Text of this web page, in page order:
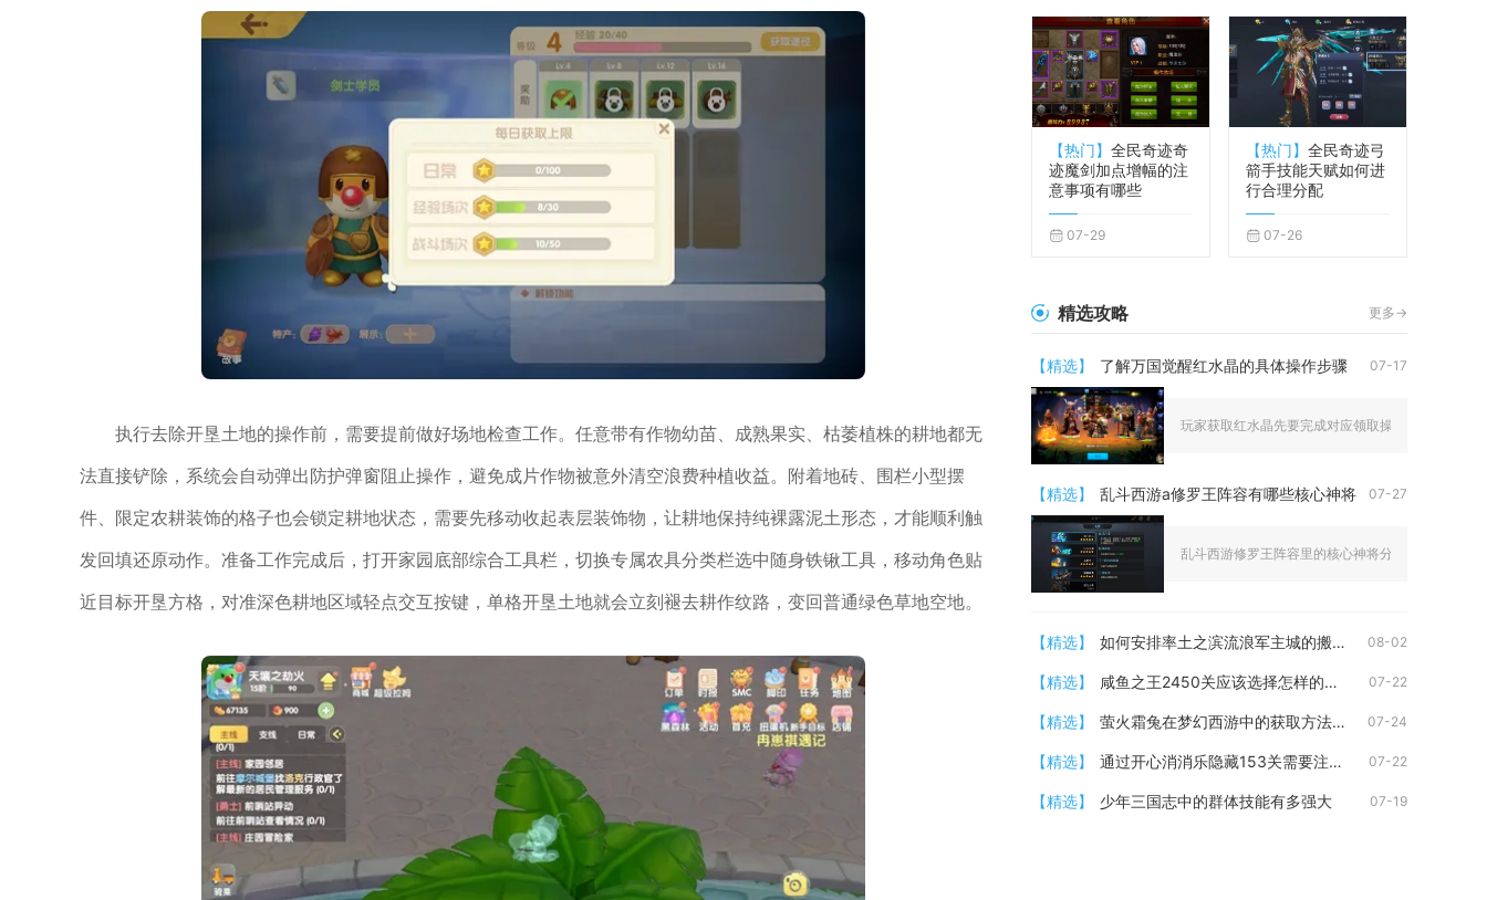
执行去除开垦土地的操作前，需要提前做好场地检查工作。任意带有作物幼苗、成熟果实、枯萎植株的耕地都无
法直接铲除，系统会自动弹出防护弹窗阻止操作，避免成片作物被意外清空浪费种植收益。附着地砖、围栏小型摆
件、限定农耕装饰的格子也会锁定耕地状态，需要先移动收起表层装饰物，让耕地保持纯裸露泥土形态，才能顺利触
发回填还原动作。准备工作完成后，打开家园底部综合工具栏，切换专属农具分类栏选中随身铁锹工具，移动角色贴
近目标开垦方格，对准深色耕地区域轻点交互按键，单格开垦土地就会立刻褪去耕作纹路，变回普通绿色草地空地。
【热门】 全民奇迹奇
迹魔剑加点增幅的注
意事项有哪些
07-29
【热门】 全民奇迹弓
箭手技能天赋如何进
行合理分配
07-26
精选攻略 更多->
【精选】 了解万国觉醒红水晶的具体操作步骤 07-17
玩家获取红水晶先要完成对应领取操作，之后进入
【精选】 乱斗西游a修罗王阵容有哪些核心神将 07-27
乱斗西游修罗王阵容里的核心神将分为前排抗伤神
【精选】 如何安排率土之滨流浪军主城的搬迁计划 08-02
【精选】 咸鱼之王2450关应该选择怎样的阵容 07-22
【精选】 萤火霜兔在梦幻西游中的获取方法是什么 07-24
【精选】 通过开心消消乐隐藏153关需要注意什么 07-22
【精选】 少年三国志中的群体技能有多强大 07-19